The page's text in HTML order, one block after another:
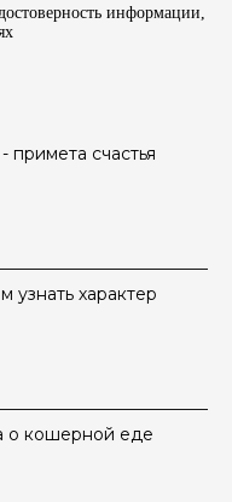
информации,
примета счастья
узнать характер
о кошерной еде